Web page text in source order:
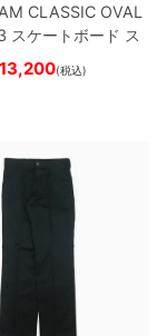
CLASSIC OVAL
スケートボード ス
13,200(税込)